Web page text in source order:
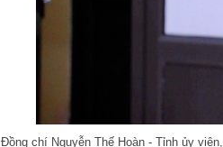
Đồng chí Nguyễn Thế Hoàn - Tỉnh ủy